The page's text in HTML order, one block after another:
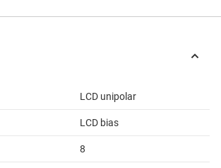
LCD unipolar
LCD bias
8